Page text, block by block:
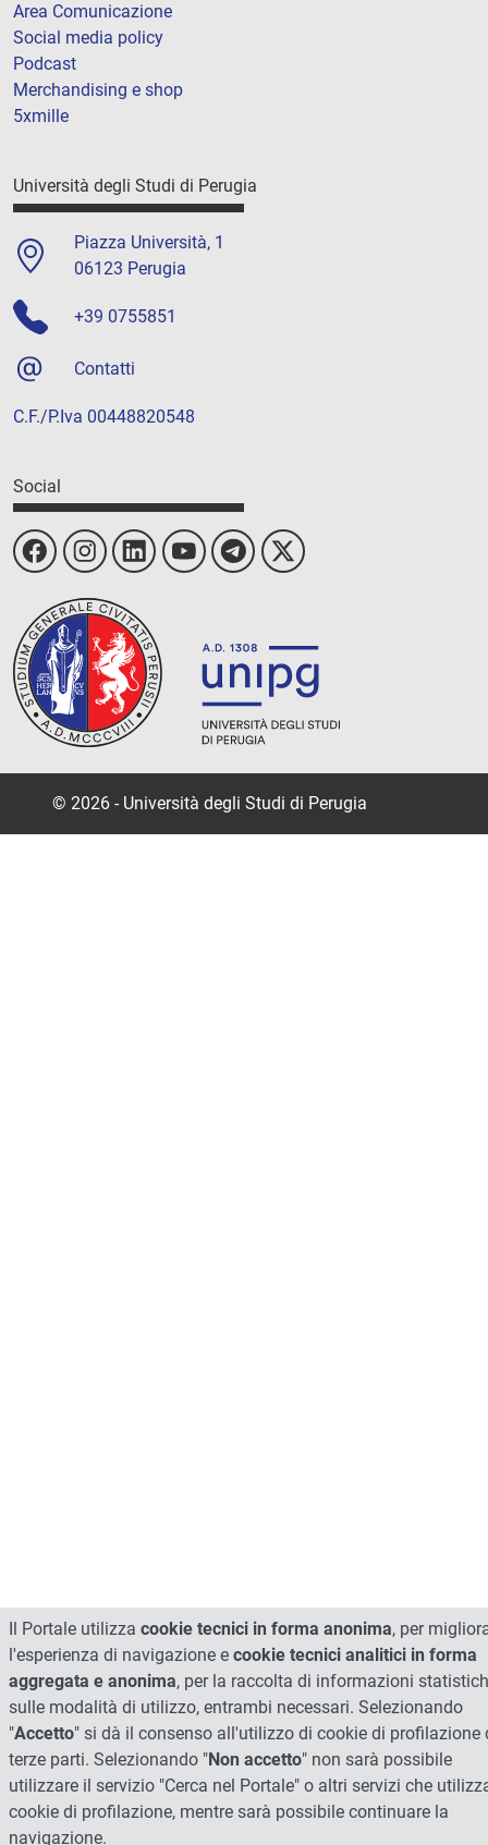
Area Comunicazione
Social media policy
Podcast
Merchandising e shop
5xmille
Università degli Studi di Perugia
Piazza Università, 1
06123 Perugia
+39 0755851
Contatti
C.F./P.Iva 00448820548
Social
© 2026 - Università degli Studi di Perugia
Il Portale utilizza cookie tecnici in forma anonima, per
l'esperienza di navigazione e cookie tecnici analitici in forma
aggregata e anonima, per la raccolta di informazioni
sulle modalità di utilizzo, entrambi necessari. Selezionando
"Accetto" si dà il consenso all'utilizzo di cookie di profilazione
terze parti. Selezionando "Non accetto" non sarà possibile
utilizzare il servizio "Cerca nel Portale" o altri servizi che
cookie di profilazione, mentre sarà possibile continuare la
navigazione.